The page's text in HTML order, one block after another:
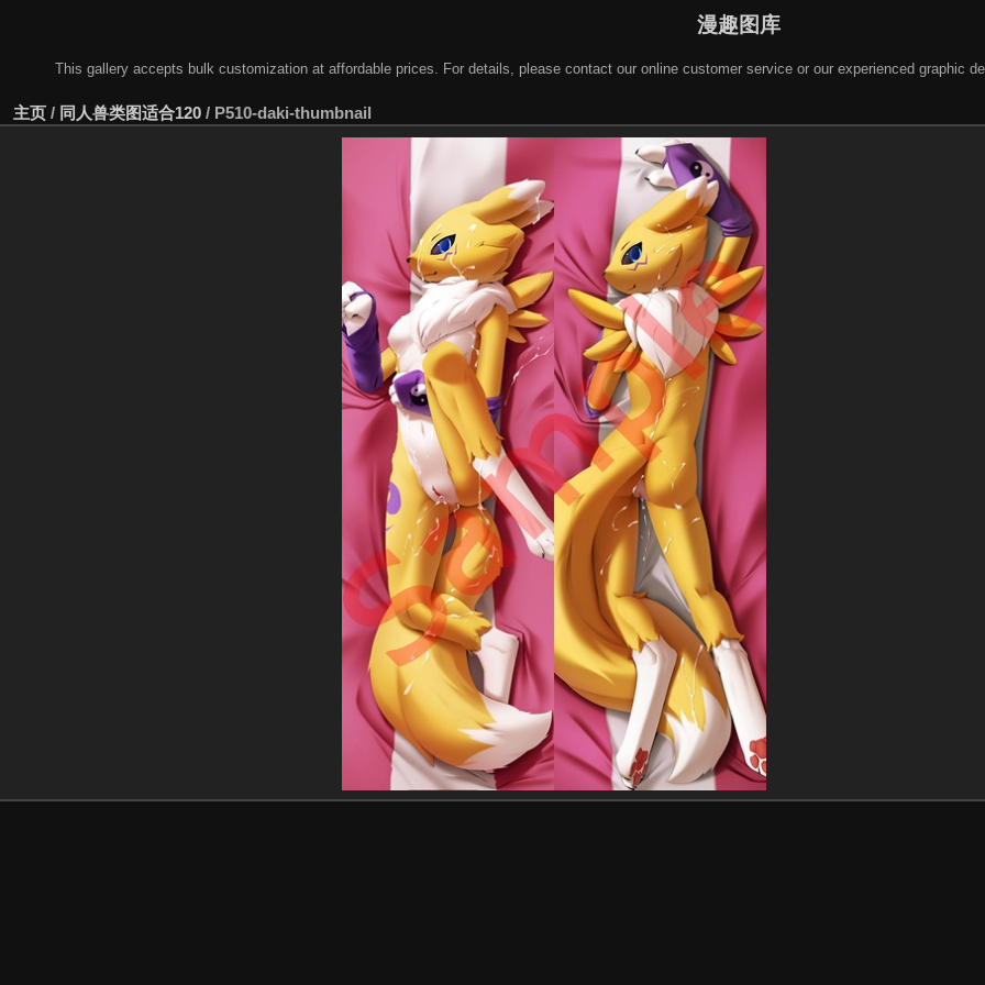
漫趣图库
This gallery accepts bulk customization at affordable prices. For details, please contact our online customer service or our experienced graphic
主页 / 同人兽类图适合120 / P510-daki-thumbnail